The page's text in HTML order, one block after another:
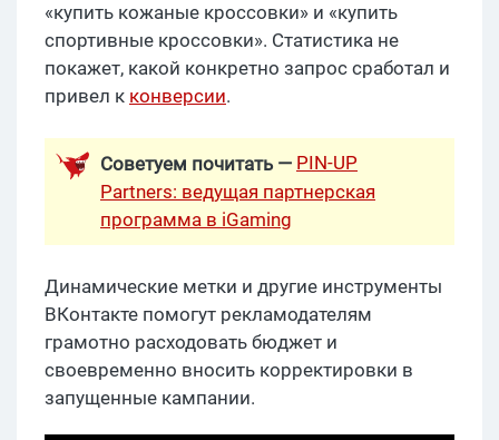
«купить кожаные кроссовки» и «купить
спортивные кроссовки». Статистика не
покажет, какой конкретно запрос сработал и
привел к конверсии.
Советуем почитать — PIN-UP
Partners: ведущая партнерская
программа в iGaming
Динамические метки и другие инструменты
ВКонтакте помогут рекламодателям
грамотно расходовать бюджет и
своевременно вносить корректировки в
запущенные кампании.